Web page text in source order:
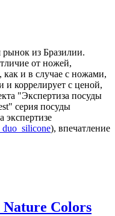
рынок из Бразилии.
от ножей,
как и в случае с ножами,
и коррелирует с ценой,
"Экспертиза посуды
серия посуды
экспертизе
), впечатление
Colors